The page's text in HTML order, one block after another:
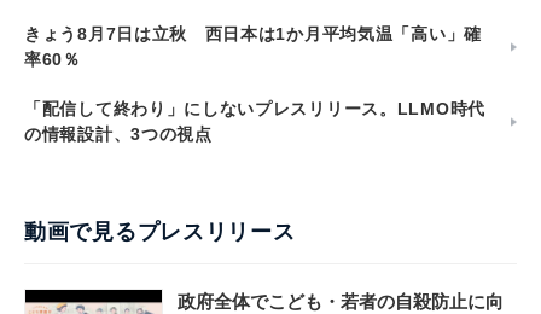
きょう8月7日は立秋 西日本は1か月平均気温「高い」確
率60％
「配信して終わり」にしないプレスリリース。LLMO時代
の情報設計、3つの視点
動画で見るプレスリリース
政府全体でこども・若者の自殺防止に向